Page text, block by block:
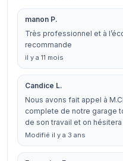
manon P.
Très professionnel et à
recommande
il y a 11 mois
Candice L.
Nous avons fait appel à
complete de notre garage
de son travail et on
Modifié il y a 3 ans